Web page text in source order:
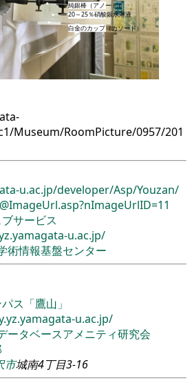
白金のカップ（カソード）
純銀棒（アノード）
20～25％硝酸銀水溶液
Museum/RoomPicture/0957/201
u.ac.jp/developer/Asp/Youzan/
@ImageUrl.asp?nImageUrlID=11
サービス
u.ac.jp/
術情報基盤センター
ス「鷹山」
u.ac.jp/
ータベースアメニティ研究会
市城南4丁目3-16